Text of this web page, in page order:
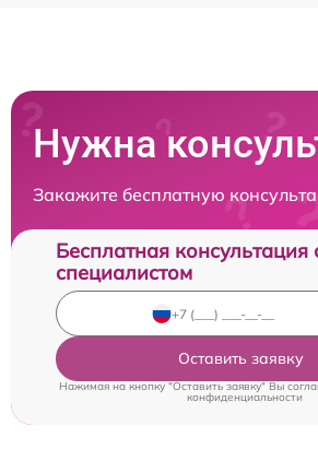
Нужна
Закажите бесплатную
Бесплатная консультация
специалистом
Оставить заявку
Нажимая на кнопку "Оставить заявку" Вы
конфиденциальности